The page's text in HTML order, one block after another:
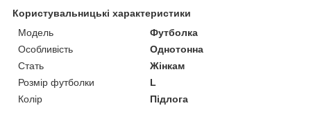
Користувальницькі характеристики
Модель
Футболка
Особливість
Однотонна
Стать
Жінкам
Розмір футболки
L
Колір
Підлога